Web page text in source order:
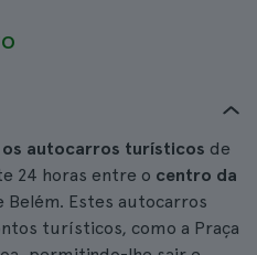
autocarros turísticos de
24 horas entre o centro da
Belém. Estes autocarros
turísticos, como a Praça